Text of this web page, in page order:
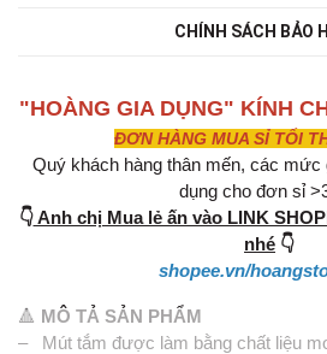
CHÍNH SÁCH BẢO
"HOÀNG GIA DỤNG" KÍNH
ĐƠN HÀNG MUA SỈ TỐI
Quý khách hàng thân mến, các mức
dụng cho đơn sỉ
👇Anh chị Mua lẻ ấn vào LINK
nhé 👇
shopee.vn/
🔺 MÔ TẢ SẢN PHẨM
– Mút tắm được làm bằng chất liệu